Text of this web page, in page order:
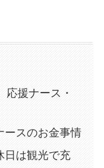
援ナース・
ースのお金事情
日は観光で充